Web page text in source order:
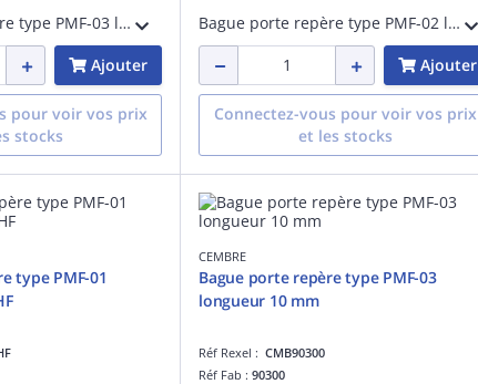
Bague porte repère type PMF-03 longueur 20 mm
Ajouter
pour voir vos prix
stocks
Bague porte repère type PMF-02 longueur 10 mm
Ajouter
Connectez-vous pour voir vos prix
et les stocks
type PMF-01
CEMBRE
Bague porte repère type PMF-03
longueur 10 mm
Réf Rexel : CMB90300
Réf Fab : 90300